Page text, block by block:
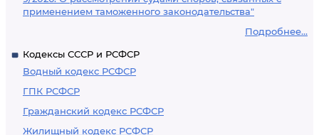
применением таможенного законодательства"
Подробнее...
Кодексы СССР и РСФСР
Водный кодекс РСФСР
ГПК РСФСР
Гражданский кодекс РСФСР
Жилищный кодекс РСФСР